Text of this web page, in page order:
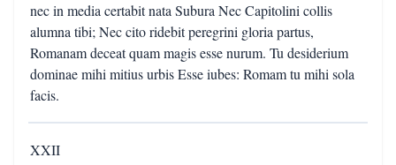
nec in media certabit nata Subura Nec Capitolini collis
alumna tibi; Nec cito ridebit peregrini gloria partus,
Romanam deceat quam magis esse nurum. Tu desiderium
dominae mihi mitius urbis Esse iubes: Romam tu mihi sola
facis.
XXII